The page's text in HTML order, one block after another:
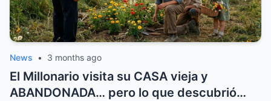
News • 3 months ago
El Millonario visita su CASA vieja y
ABANDONADA… pero lo que descubrió